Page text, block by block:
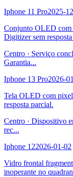
Iphone 11 Pro2025-
Conjunto OLED com
Digitizer sem
Centro · Serviço
Garantia...
Iphone 13 Pro2026-
Tela OLED com
resposta parcial.
Centro · Dispositivo
rec...
Iphone 122026-01-02
Vidro frontal
inoperante no